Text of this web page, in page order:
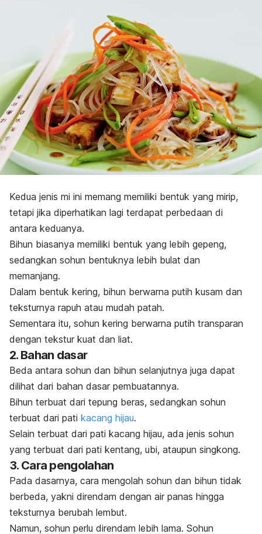
Kedua jenis mi ini memang memiliki bentuk yang mirip,
tetapi jika diperhatikan lagi terdapat perbedaan di
antara keduanya.
Bihun biasanya memiliki bentuk yang lebih gepeng,
sedangkan sohun bentuknya lebih bulat dan
memanjang.
Dalam bentuk kering, bihun berwarna putih kusam dan
teksturnya rapuh atau mudah patah.
Sementara itu, sohun kering berwarna putih transparan
dengan tekstur kuat dan liat.
2. Bahan dasar
Beda antara sohun dan bihun selanjutnya juga dapat
dilihat dari bahan dasar pembuatannya.
Bihun terbuat dari tepung beras, sedangkan sohun
terbuat dari pati kacang hijau.
Selain terbuat dari pati kacang hijau, ada jenis sohun
yang terbuat dari pati kentang, ubi, ataupun singkong.
3. Cara pengolahan
Pada dasarnya, cara mengolah sohun dan bihun tidak
berbeda, yakni direndam dengan air panas hingga
teksturnya berubah lembut.
Namun, sohun perlu direndam lebih lama. Sohun